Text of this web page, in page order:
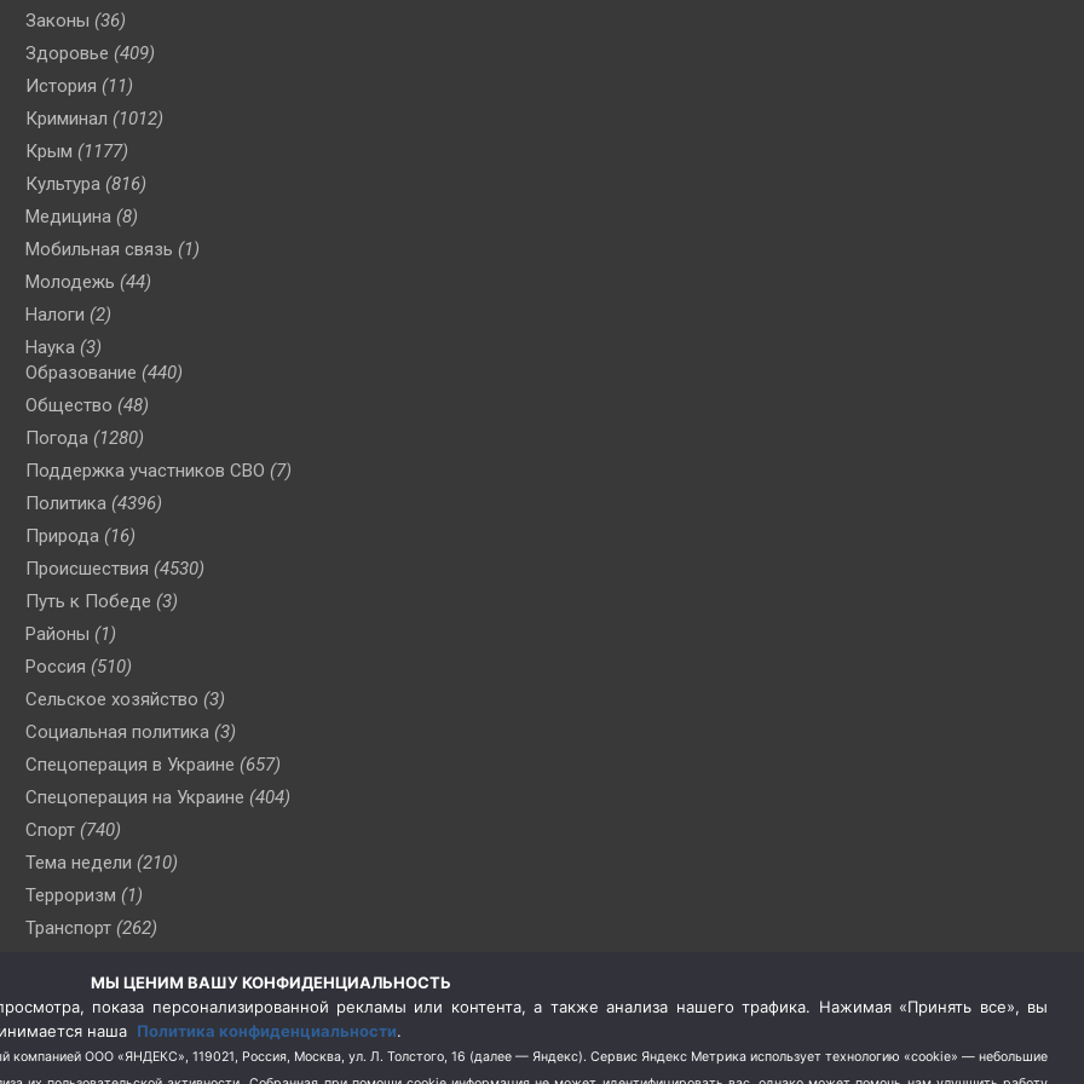
Законы (36)
Здоровье (409)
История (11)
Криминал (1012)
Крым (1177)
Культура (816)
Медицина (8)
Мобильная связь (1)
Молодежь (44)
Налоги (2)
Наука (3)
Образование (440)
Общество (48)
Погода (1280)
Поддержка участников СВО (7)
Политика (4396)
Природа (16)
Происшествия (4530)
Путь к Победе (3)
Районы (1)
Россия (510)
Сельское хозяйство (3)
Социальная политика (3)
Спецоперация в Украине (657)
Спецоперация на Украине (404)
Спорт (740)
Тема недели (210)
Терроризм (1)
Транспорт (262)
(76)
Цены (2)
Школа и спорт (2)
МЫ ЦЕНИМ ВАШУ КОНФИДЕНЦИАЛЬНОСТЬ
показа персонализированной рекламы или контента, а также анализа нашего трафика. Нажимая «Принять все», вы
наша Политика конфиденциальности.
компанией ООО «ЯНДЕКС», 119021, Россия, Москва, ул. Л. Толстого, 16 (далее — Яндекс). Сервис Яндекс Метрика использует технологию «cookie» — небольшие